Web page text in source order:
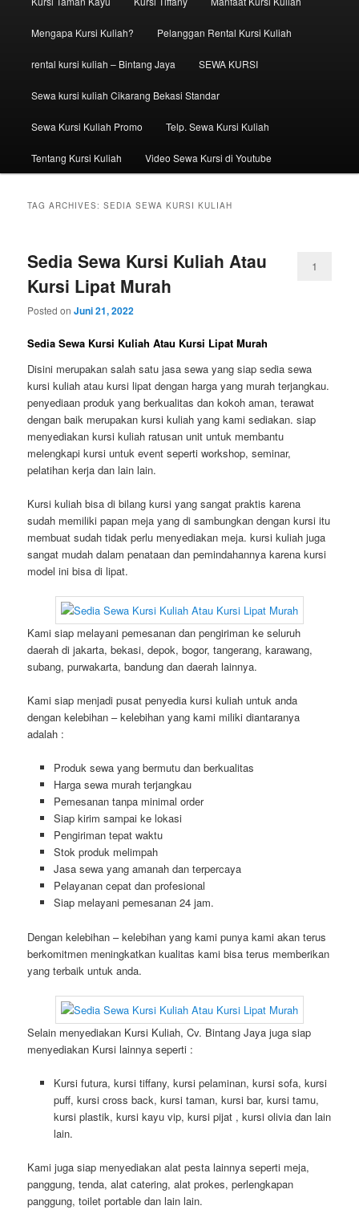
Mengapa Kursi Kuliah? Pelanggan Rental Kursi Kuliah
rental kursi kuliah – Bintang Jaya SEWA KURSI
Sewa kursi kuliah Cikarang Bekasi Standar
Sewa Kursi Kuliah Promo Telp. Sewa Kursi Kuliah
Tentang Kursi Kuliah Video Sewa Kursi di Youtube
TAG ARCHIVES:SEDIA SEWA KURSI KULIAH
Sedia Sewa Kursi Kuliah Atau
Kursi Lipat Murah
Posted onJuni 21, 2022
1
Sedia Sewa Kursi Kuliah Atau Kursi Lipat Murah
Disini merupakan salah satu jasa sewa yang siap sedia sewa
kursi kuliah atau kursi lipat dengan harga yang murah terjangkau.
penyediaan produk yang berkualitas dan kokoh aman, terawat
dengan baik merupakan kursi kuliah yang kami sediakan. siap
menyediakan kursi kuliah ratusan unit untuk membantu
melengkapi kursi untuk event seperti workshop, seminar,
pelatihan kerja dan lain lain.
Kursi kuliah bisa di bilang kursi yang sangat praktis karena
sudah memiliki papan meja yang di sambungkan dengan kursi itu
membuat sudah tidak perlu menyediakan meja. kursi kuliah juga
sangat mudah dalam penataan dan pemindahannya karena kursi
model ini bisa di lipat.
Kami siap melayani pemesanan dan pengiriman ke seluruh
daerah di jakarta, bekasi, depok, bogor, tangerang, karawang,
subang, purwakarta, bandung dan daerah lainnya.
Kami siap menjadi pusat penyedia kursi kuliah untuk anda
dengan kelebihan – kelebihan yang kami miliki diantaranya
adalah :
Produk sewa yang bermutu dan berkualitas
Harga sewa murah terjangkau
Pemesanan tanpa minimal order
Siap kirim sampai ke lokasi
Pengiriman tepat waktu
Stok produk melimpah
Jasa sewa yang amanah dan terpercaya
Pelayanan cepat dan profesional
Siap melayani pemesanan 24 jam.
Dengan kelebihan – kelebihan yang kami punya kami akan terus
berkomitmen meningkatkan kualitas kami bisa terus memberikan
yang terbaik untuk anda.
Selain menyediakan Kursi Kuliah, Cv. Bintang Jaya juga siap
menyediakan Kursi lainnya seperti :
Kursi futura, kursi tiffany, kursi pelaminan, kursi sofa, kursi
puff, kursi cross back, kursi taman, kursi bar, kursi tamu,
kursi plastik, kursi kayu vip, kursi pijat , kursi olivia dan lain
lain.
Kami juga siap menyediakan alat pesta lainnya seperti meja,
panggung, tenda, alat catering, alat prokes, perlengkapan
panggung, toilet portable dan lain lain.